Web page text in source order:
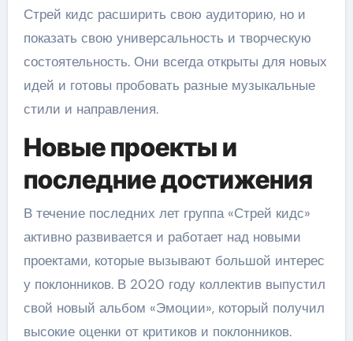
Стрей кидс расширить свою аудиторию, но и
показать свою универсальность и творческую
состоятельность. Они всегда открыты для новых
идей и готовы пробовать разные музыкальные
стили и направления.
Новые проекты и
последние достижения
В течение последних лет группа «Стрей кидс»
активно развивается и работает над новыми
проектами, которые вызывают большой интерес
у поклонников. В 2020 году коллектив выпустил
свой новый альбом «Эмоции», который получил
высокие оценки от критиков и поклонников.